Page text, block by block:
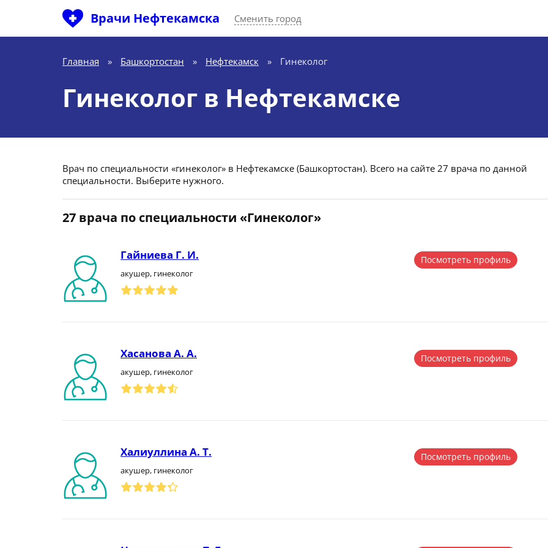
Врачи Нефтекамска Сменить город
Главная » Башкортостан » Нефтекамск » Гинеколог
Гинеколог в Нефтекамске
Врач по специальности «гинеколог» в Нефтекамске (Башкортостан). Всего на сайте 27 врача по данной
специальности. Выберите нужного.
27 врача по специальности «Гинеколог»
Гайниева Г. И.
акушер, гинеколог
Посмотреть профиль
Хасанова А. А.
акушер, гинеколог
Посмотреть профиль
Халиуллина А. Т.
акушер, гинеколог
Посмотреть профиль